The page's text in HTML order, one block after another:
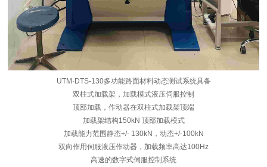
UTM·DTS-130多功能路面材料动态测试系统具备
双柱式加载架，加载模式液压伺服控制
顶部加载，作动器在双柱式加载架顶端
加载架结构150kN 顶部加载模式
加载能力范围静态+/- 130kN，动态+/-100kN
双向作用伺服液压作动器，加载频率高达100Hz
高速的数字式伺服控制系统